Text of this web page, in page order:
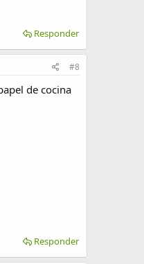
Responder
#8
de cocina
Responder